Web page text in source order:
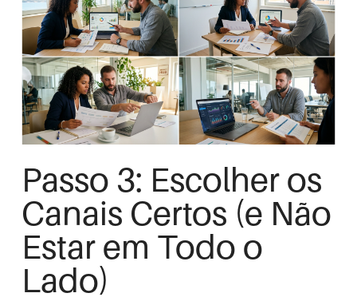
Passo 3: Escolher os
Canais Certos (e Não
Estar em Todo o
Lado)